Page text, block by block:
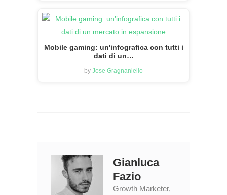
Mobile gaming: un'infografica con tutti i
dati di un…
by Jose Gragnaniello
Gianluca
Fazio
Growth Marketer,